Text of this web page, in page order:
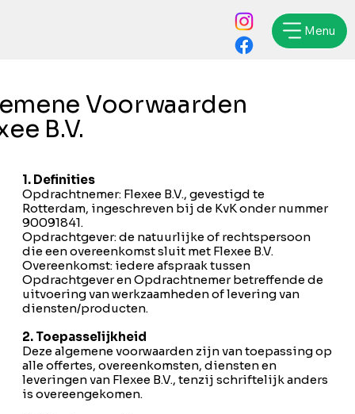
Menu
Voorwaarden
B.V.
1. Definities
Opdrachtnemer: Flexee B.V., gevestigd te
Rotterdam, ingeschreven bij de KvK onder nummer
90091841.
Opdrachtgever: de natuurlijke of rechtspersoon
die een overeenkomst sluit met Flexee B.V.
Overeenkomst: iedere afspraak tussen
Opdrachtgever en Opdrachtnemer betreffende de
uitvoering van werkzaamheden of levering van
diensten/producten.
2. Toepasselijkheid
Deze algemene voorwaarden zijn van toepassing op
alle offertes, overeenkomsten, diensten en
leveringen van Flexee B.V., tenzij schriftelijk anders
is overeengekomen.